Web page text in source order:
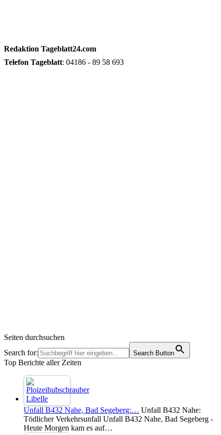
Redaktion Tageblatt24.com
Telefon Tageblatt: 04186 - 89 58 693
Seiten durchsuchen
Search for:
Search Button
Top Berichte aller Zeiten
Unfall B432 Nahe, Bad Segeberg:… Unfall B432 Nahe:
Tödlicher Verkehrsunfall Unfall B432 Nahe, Bad Segeberg -
Heute Morgen kam es auf…